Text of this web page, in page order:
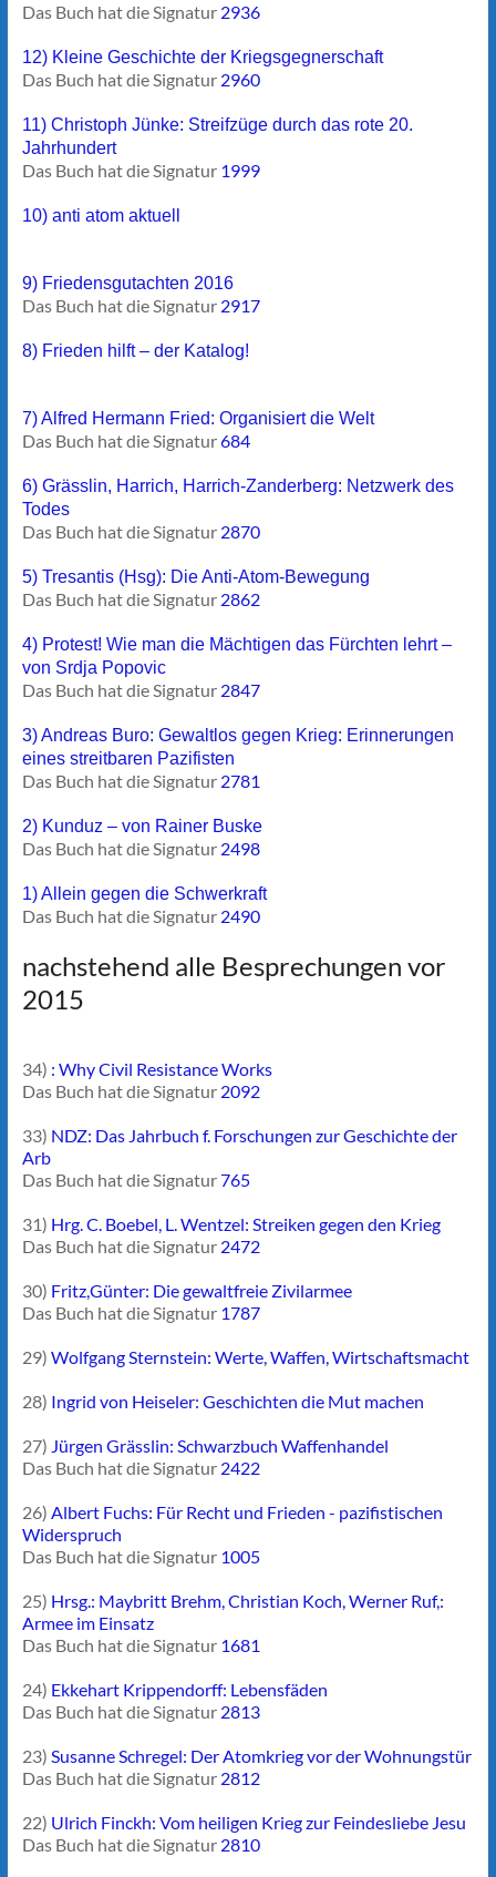
Das Buch hat die Signatur 2936
12) Kleine Geschichte der Kriegsgegnerschaft
Das Buch hat die Signatur 2960
11) Christoph Jünke: Streifzüge durch das rote 20.
Jahrhundert
Das Buch hat die Signatur 1999
10) anti atom aktuell
9) Friedensgutachten 2016
Das Buch hat die Signatur 2917
8) Frieden hilft – der Katalog!
7) Alfred Hermann Fried: Organisiert die Welt
Das Buch hat die Signatur684
6) Grässlin, Harrich, Harrich-Zanderberg: Netzwerk des
Todes
Das Buch hat die Signatur 2870
5) Tresantis (Hsg): Die Anti-Atom-Bewegung
Das Buch hat die Signatur 2862
4) Protest! Wie man die Mächtigen das Fürchten lehrt –
von Srdja Popovic
Das Buch hat die Signatur 2847
3) Andreas Buro: Gewaltlos gegen Krieg: Erinnerungen
eines streitbaren Pazifisten
Das Buch hat die Signatur 2781
2) Kunduz – von Rainer Buske
Das Buch hat die Signatur 2498
1) Allein gegen die Schwerkraft
Das Buch hat die Signatur 2490
nachstehend alle Besprechungen vor
2015
34) : Why Civil Resistance Works
Das Buch hat die Signatur 2092
33) NDZ: Das Jahrbuch f. Forschungen zur Geschichte der
Arb
Das Buch hat die Signatur765
31) Hrg. C. Boebel, L. Wentzel: Streiken gegen den Krieg
Das Buch hat die Signatur 2472
30) Fritz,Günter: Die gewaltfreie Zivilarmee
Das Buch hat die Signatur 1787
29) Wolfgang Sternstein: Werte, Waffen, Wirtschaftsmacht
28) Ingrid von Heiseler: Geschichten die Mut machen
27) Jürgen Grässlin: Schwarzbuch Waffenhandel
Das Buch hat die Signatur 2422
26) Albert Fuchs: Für Recht und Frieden - pazifistischen
Widerspruch
Das Buch hat die Signatur 1005
25) Hrsg.: Maybritt Brehm, Christian Koch, Werner Ruf,:
Armee im Einsatz
Das Buch hat die Signatur 1681
24) Ekkehart Krippendorff: Lebensfäden
Das Buch hat die Signatur 2813
23) Susanne Schregel: Der Atomkrieg vor der Wohnungstür
Das Buch hat die Signatur 2812
22) Ulrich Finckh: Vom heiligen Krieg zur Feindesliebe Jesu
Das Buch hat die Signatur 2810